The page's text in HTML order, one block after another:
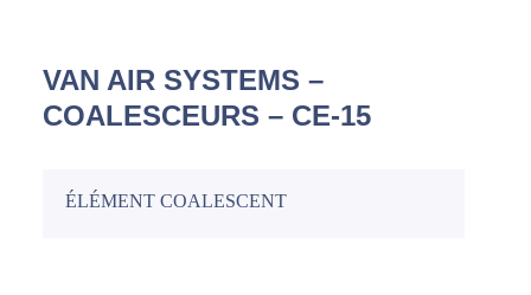
VAN AIR SYSTEMS –
COALESCEURS – CE-15
ÉLÉMENT COALESCENT